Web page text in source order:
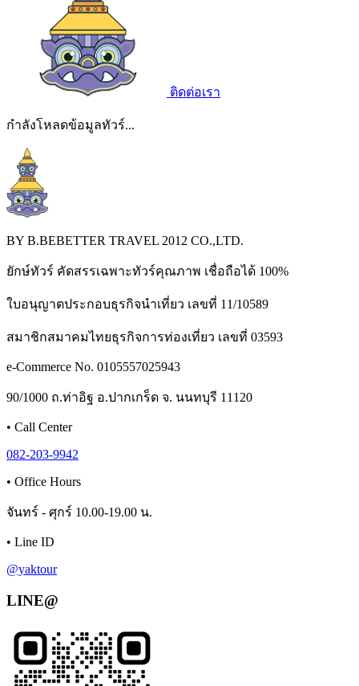
ติดต่อเรา
กำลังโหลดข้อมูลทัวร์...
BY B.BEBETTER TRAVEL 2012 CO.,LTD.
ยักษ์ทัวร์ คัดสรรเฉพาะทัวร์คุณภาพ เชื่อถือได้ 100%
ใบอนุญาตประกอบธุรกิจนำเที่ยว เลขที่ 11/10589
สมาชิกสมาคมไทยธุรกิจการท่องเที่ยว เลขที่ 03593
e-Commerce No. 0105557025943
90/1000 ถ.ท่าอิฐ อ.ปากเกร็ด จ. นนทบุรี 11120
• Call Center
082-203-9942
• Office Hours
จันทร์ - ศุกร์ 10.00-19.00 น.
• Line ID
@yaktour
LINE@